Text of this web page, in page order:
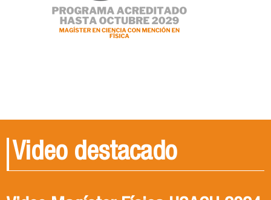
Video destacado